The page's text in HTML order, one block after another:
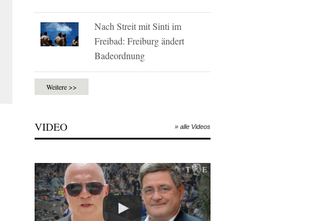
Nach Streit mit Sinti im
Freibad: Freiburg ändert
Badeordnung
Weitere >>
VIDEO » alle Videos